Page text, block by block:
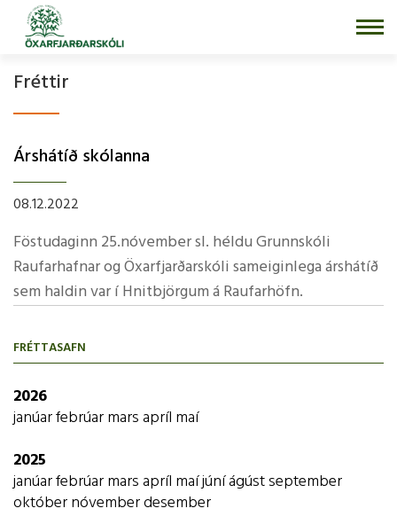
Fara
efni
Fréttir
Árshátí­ð skólanna
08.12.2022
Föstudaginn 25.nóvember sl. héldu Grunnskóli
Raufarhafnar og Öxarfjarðarskóli sameiginlega árshátí­ð
sem haldin var í­ Hnitbjörgum á Raufarhöfn.
FRÉTTASAFN
2026
janúarfebrúarmarsapríl maí
2025
janúarfebrúarmarsapríl maíjúníágústseptember
októbernóvemberdesember